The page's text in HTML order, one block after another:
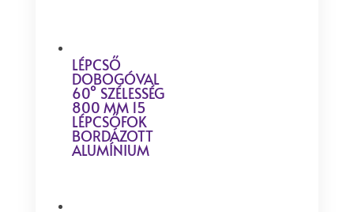
LÉPCSŐ
DOBOGÓVAL
60° SZÉLESSÉG
800 MM 15
LÉPCSŐFOK
BORDÁZOTT
ALUMÍNIUM